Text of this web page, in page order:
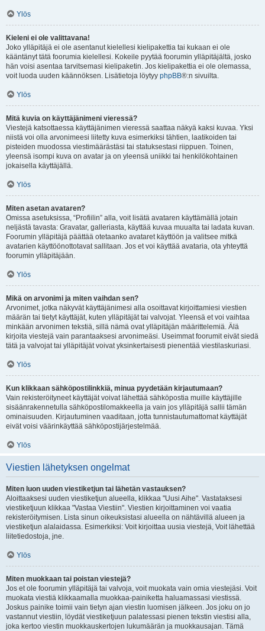
Ylös
Kieleni ei ole valittavana!
Joko ylläpitäjä ei ole asentanut kielellesi kielipakettia tai kukaan ei ole
kääntänyt tätä foorumia kielellesi. Kokeile pyytää foorumin ylläpitäjältä, josko
hän voisi asentaa tarvitsemasi kielipaketin. Jos kielipakettia ei ole olemassa,
voit luoda uuden käännöksen. Lisätietoja löytyy phpBB®:n sivuilta.
Ylös
Mitä kuvia on käyttäjänimeni vieressä?
Viestejä katsottaessa käyttäjänimen vieressä saattaa näkyä kaksi kuvaa. Yksi
niistä voi olla arvonimeesi liitetty kuva esimerkiksi tähtien, laatikoiden tai
pisteiden muodossa viestimäärästäsi tai statuksestasi riippuen. Toinen,
yleensä isompi kuva on avatar ja on yleensä uniikki tai henkilökohtainen
jokaisella käyttäjällä.
Ylös
Miten asetan avataren?
Omissa asetuksissa, “Profiilin” alla, voit lisätä avataren käyttämällä jotain
neljästä tavasta: Gravatar, galleriasta, käyttää kuvaa muualta tai ladata kuvan.
Foorumin ylläpitäjä päättää otetaanko avataret käyttöön ja valitsee mitkä
avatarien käyttöönottotavat sallitaan. Jos et voi käyttää avataria, ota yhteyttä
foorumin ylläpitäjään.
Ylös
Mikä on arvonimi ja miten vaihdan sen?
Arvonimet, jotka näkyvät käyttäjänimesi alla osoittavat kirjoittamiesi viestien
määrän tai tietyt käyttäjät, kuten ylläpitäjät tai valvojat. Yleensä et voi vaihtaa
minkään arvonimen tekstiä, sillä nämä ovat ylläpitäjän määrittelemiä. Älä
kirjoita viestejä vain parantaaksesi arvonimeäsi. Useimmat foorumit eivät siedä
tätä ja valvojat tai ylläpitäjät voivat yksinkertaisesti pienentää viestilaskuriasi.
Ylös
Kun klikkaan sähköpostilinkkiä, minua pyydetään kirjautumaan?
Vain rekisteröityneet käyttäjät voivat lähettää sähköpostia muille käyttäjille
sisäänrakennetulla sähköpostilomakkeella ja vain jos ylläpitäjä sallii tämän
ominaisuuden. Kirjautuminen vaaditaan, jotta tunnistautumattomat käyttäjät
eivät voisi väärinkäyttää sähköpostijärjestelmää.
Ylös
Viestien lähetyksen ongelmat
Miten luon uuden viestiketjun tai lähetän vastauksen?
Aloittaaksesi uuden viestiketjun alueella, klikkaa "Uusi Aihe". Vastataksesi
viestiketjuun klikkaa "Vastaa Viestiin". Viestien kirjoittaminen voi vaatia
rekisteröitymisen. Lista sinun oikeuksistasi alueella on nähtävillä alueen ja
viestiketjun alalaidassa. Esimerkiksi: Voit kirjoittaa uusia viestejä, Voit lähettää
liitetiedostoja, jne.
Ylös
Miten muokkaan tai poistan viestejä?
Jos et ole foorumin ylläpitäjä tai valvoja, voit muokata vain omia viestejäsi. Voit
muokata viestiä klikkaamalla muokkaa-painiketta haluamassasi viestissä.
Joskus painike toimii vain tietyn ajan viestin luomisen jälkeen. Jos joku on jo
vastannut viestiin, löydät viestiketjuun palatessasi pienen tekstin viestisi alla,
joka kertoo viestin muokkauskertojen lukumäärän ja muokkausajan. Tämä